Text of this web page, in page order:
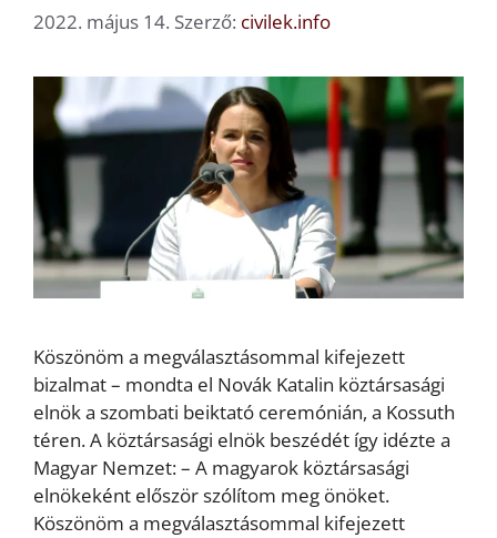
2022. május 14. Szerző: civilek.info
Köszönöm a megválasztásommal kifejezett
bizalmat – mondta el Novák Katalin köztársasági
elnök a szombati beiktató ceremónián, a Kossuth
téren. A köztársasági elnök beszédét így idézte a
Magyar Nemzet: – A magyarok köztársasági
elnökeként először szólítom meg önöket.
Köszönöm a megválasztásommal kifejezett